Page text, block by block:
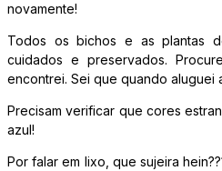
novamente!
Todos os bichos e as plantas
cuidados e preservados.
encontrei. Sei que quando aluguei
Precisam verificar que cores
azul!
Por falar em lixo, que sujeira